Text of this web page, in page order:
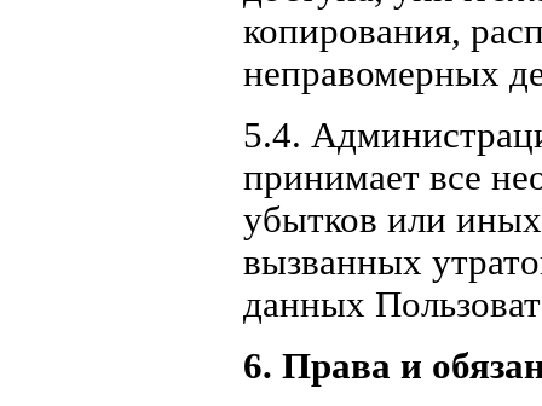
копирования,
неправомерных
5.4.
принимает все
убытков или
вызванных
данных
6. Права и